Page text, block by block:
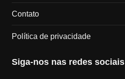
Contato
Política de privacidade
Siga-nos nas redes sociais